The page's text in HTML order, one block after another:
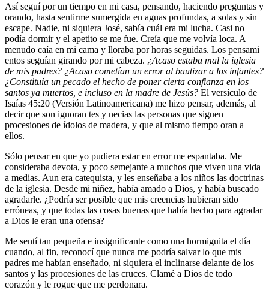
Así seguí por un tiempo en mi casa, pensando, haciendo preguntas y
orando, hasta sentirme sumergida en aguas profundas, a solas y sin
escape. Nadie, ni siquiera José, sabía cuál era mi lucha. Casi no
podía dormir y el apetito se me fue. Creía que me volvía loca. A
menudo caía en mi cama y lloraba por horas seguidas. Los pensami
entos seguían girando por mi cabeza. ¿Acaso estaba mal la iglesia
de mis padres? ¿Acaso cometían un error al bautizar a los infantes?
¿Constituía un pecado el hecho de poner cierta confianza en los
santos ya muertos, e incluso en la madre de Jesús? El versículo de
Isaías 45:20 (Versión Latinoamericana) me hizo pensar, además, al
decir que son ignoran tes y necias las personas que siguen
procesiones de ídolos de madera, y que al mismo tiempo oran a
ellos.
Sólo pensar en que yo pudiera estar en error me espantaba. Me
consideraba devota, y poco semejante a muchos que viven una vida
a medias. Aun era catequista, y les enseñaba a los niños las doctrinas
de la iglesia. Desde mi niñez, había amado a Dios, y había buscado
agradarle. ¿Podría ser posible que mis creencias hubieran sido
erróneas, y que todas las cosas buenas que había hecho para agradar
a Dios le eran una ofensa?
Me sentí tan pequeña e insignificante como una hormiguita el día
cuando, al fin, reconocí que nunca me podría salvar lo que mis
padres me habían enseñado, ni siquiera el inclinarse delante de los
santos y las procesiones de las cruces. Clamé a Dios de todo
corazón y le rogue que me perdonara.